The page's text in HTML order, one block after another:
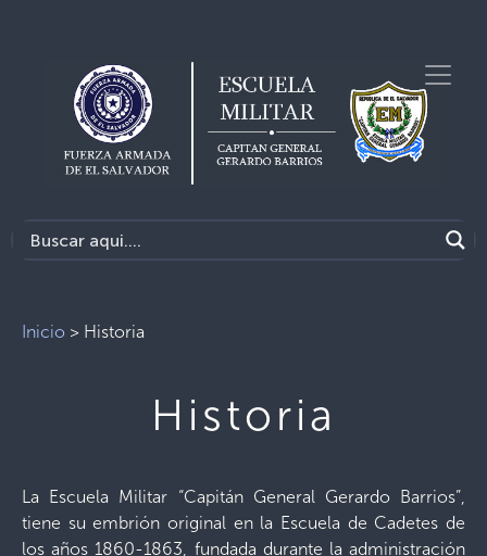
Inicio > Historia
Historia
La Escuela Militar “Capitán General Gerardo Barrios”,
tiene su embrión original en la Escuela de Cadetes de
los años 1860-1863, fundada durante la administración